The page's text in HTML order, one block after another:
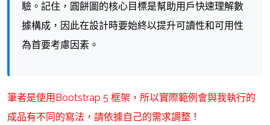
驗。記住，圓餅圖的核心目標是幫助用戶快速理解數
據構成，因此在設計時要始終以提升可讀性和可用性
為首要考慮因素。
筆者是使用Bootstrap 5 框架，所以實際範例會與我執行的
成品有不同的寫法，請依據自己的需求調整！